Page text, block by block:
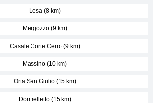
Lesa (8 km)
Mergozzo (9 km)
Casale Corte Cerro (9 km)
Massino (10 km)
Orta San Giulio (15 km)
Dormelletto (15 km)